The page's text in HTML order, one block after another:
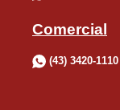
Comercial
(43) 3420-1110